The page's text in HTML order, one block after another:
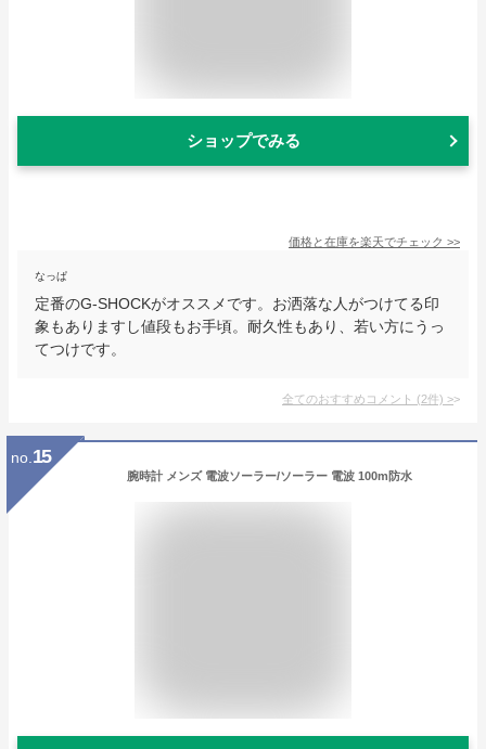
ショップでみる
価格と在庫を楽天でチェック >>
なっぱ
定番のG-SHOCKがオススメです。お洒落な人がつけてる印
象もありますし値段もお手頃。耐久性もあり、若い方にうっ
てつけです。
全てのおすすめコメント (2件) >
no. 15
腕時計 メンズ 電波ソーラー/ソーラー 電波 100m防水